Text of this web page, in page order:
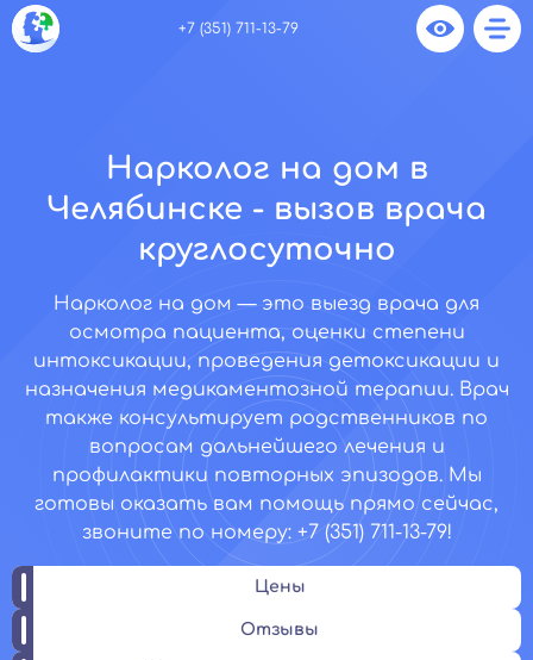
+7 (351) 711-13-79
Нарколог на дом в
Челябинске - вызов врача
круглосуточно
Нарколог на дом — это выезд врача для
осмотра пациента, оценки степени
интоксикации, проведения детоксикации и
назначения медикаментозной терапии. Врач
также консультирует родственников по
вопросам дальнейшего лечения и
профилактики повторных эпизодов. Мы
готовы оказать вам помощь прямо сейчас,
звоните по номеру: +7 (351) 711-13-79!
Цены
Отзывы